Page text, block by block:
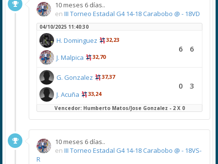
10 meses 6 días..
en III Torneo Estadal G4 14-18 Carabobo @ - 18VD
04/10/2025 11:40:30
H. Dominguez 32,23
J. Malpica 32,70
6 6
G. Gonzalez 37,37
J. Acuña 33,24
0 3
Vencedor: Humberto Matos/Jose Gonzalez - 2 X 0
10 meses 6 días..
en III Torneo Estadal G4 14-18 Carabobo @ - 18VS-
R